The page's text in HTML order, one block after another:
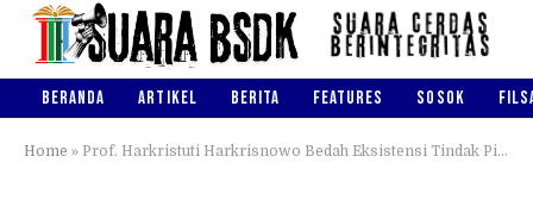
BERANDA ARTIKEL BERITA FEATURES SOSOK
Home » Prof. Harkristuti Harkrisnowo Bedah Eksistensi Tindak Pidana Khusus dan Tindak Pidana dalam KUHP Nasional